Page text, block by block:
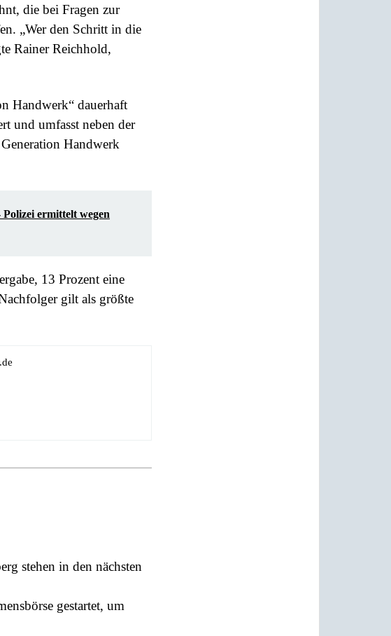
die bei Fragen zur
„Wer den Schritt in die
Rainer Reichhold,
Handwerk“ dauerhaft
und umfasst neben der
Handwerk
ermittelt wegen
13 Prozent eine
gilt als größte
stehen in den nächsten
gestartet, um